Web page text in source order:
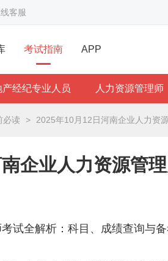
客服
考试指南 APP
产经纪专业人员 人力资源管理师
必读 > 2025年10月12日河南企业人力资
企业人力资源管
试全解析：科目、成绩查询与